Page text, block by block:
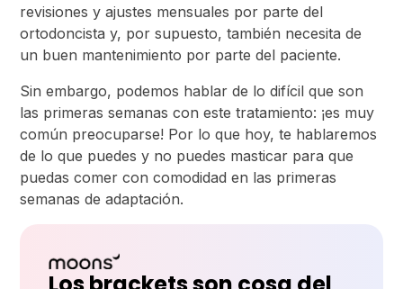
revisiones y ajustes mensuales por parte del
ortodoncista y, por supuesto, también necesita de
un buen mantenimiento por parte del paciente.
Sin embargo, podemos hablar de lo difícil que son
las primeras semanas con este tratamiento: ¡es muy
común preocuparse! Por lo que hoy, te hablaremos
de lo que puedes y no puedes masticar para que
puedas comer con comodidad en las primeras
semanas de adaptación.